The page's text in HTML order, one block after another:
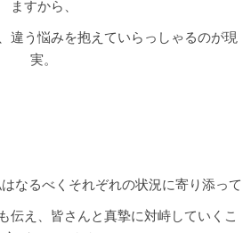
ますから、
違う悩みを抱えていらっしゃるのが現
実。
なるべくそれぞれの状況に寄り添って
伝え、皆さんと真摯に対峙していくこ